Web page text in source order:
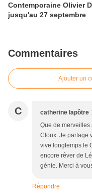
Contemporaine Olivier
jusqu'au 27 septembre
Commentaires
Ajouter un
C catherine lapôtre
Que de merveilles
Cloux. Je partage
vive longtemps le
encore rêver de
génie. Merci à
Répondre